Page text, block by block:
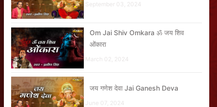
September 03, 2024
Om Jai Shiv Omkara ॐ जय शिव
ओंकारा
March 02, 2024
जय गणेश देवा Jai Ganesh Deva
June 07, 2024